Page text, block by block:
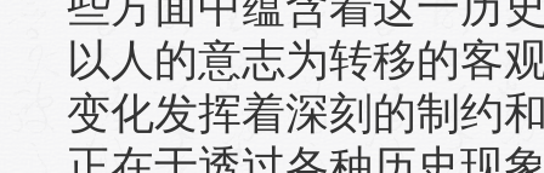
以人的意志为转移的客
变化发挥着深刻的制约